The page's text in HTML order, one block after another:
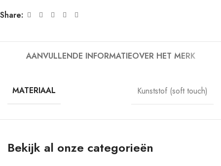
Share:
AANVULLENDE INFORMATIEOVER HET MERK
MATERIAAL Kunststof (soft touch)
Bekijk al onze categorieën